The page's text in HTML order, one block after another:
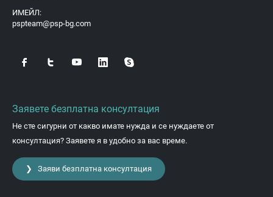
ИМЕЙЛ:
pspteam@psp-bg.com
Заявете безплатна консултация
Не сте сигурни от какво имате нужда и се нуждаете от
консултация? Заявете я в удобно за вас време.
❯ Заяви безплатна консултация